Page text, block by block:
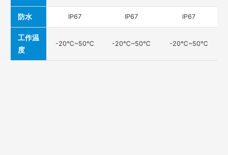
防水 IP67 IP67 IP67
工作温
度
-20℃~50℃ -20℃~50℃ -20℃~50℃